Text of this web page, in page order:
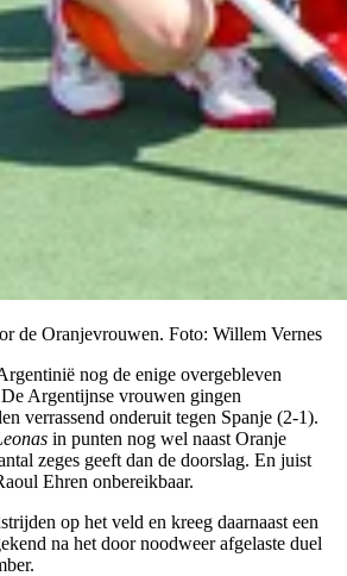
de Oranjevrouwen. Foto: Willem Vernes
nog de enige overgebleven
Argentijnse vrouwen gingen
verrassend onderuit tegen Spanje (2-1).
in punten nog wel naast Oranje
zeges geeft dan de doorslag. En juist
Ehren onbereikbaar.
op het veld en kreeg daarnaast een
na het door noodweer afgelaste duel